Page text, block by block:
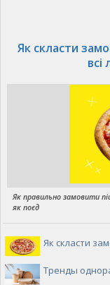
Як скласти
всі
Як правильно замовити
як поєд
Як скласти
Тренды